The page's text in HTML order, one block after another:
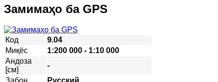
Замимаҳо ба GPS
Код
9.04
Миқёс
1:200 000 - 1:10 000
Андоза
[см]
-
Забон
Русский